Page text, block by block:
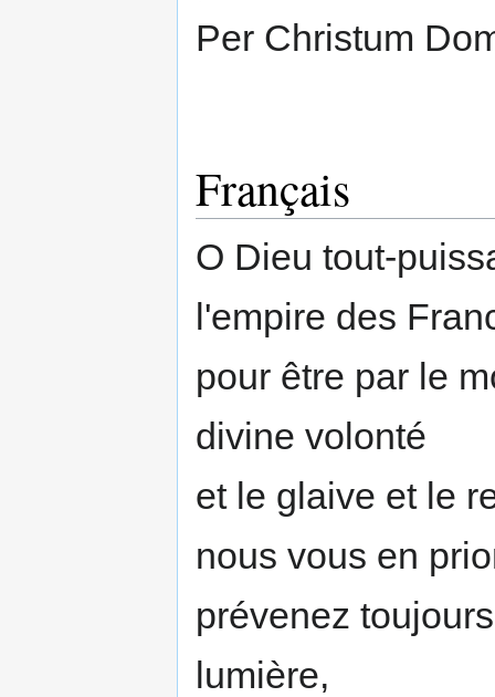
Per Christum
Français
O Dieu tout-
l'empire des
pour être par le
divine volonté
et le glaive et le
nous vous en
prévenez
lumière,